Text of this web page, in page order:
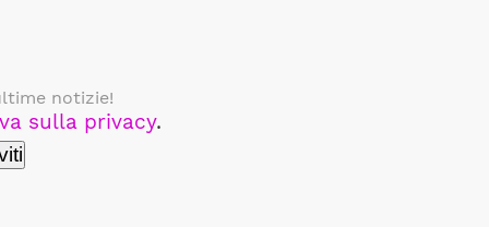
notizie!
sulla privacy.